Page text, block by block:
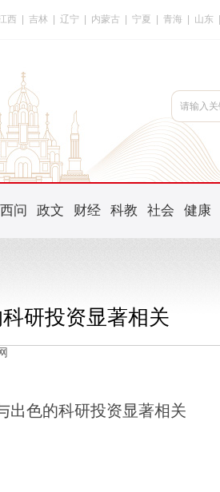
西 吉林 辽宁 内蒙古 宁夏 青海 山东
问 政文 财经 科教 社会 健康
研投资显著相关
色的科研投资显著相关